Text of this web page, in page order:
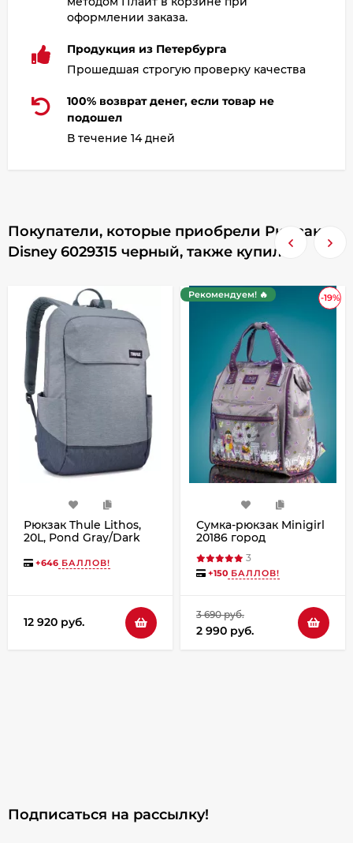
оформлении заказа.
Продукция из Петербурга
Прошедшая строгую проверку качества
100% возврат денег, если товар не
подошел
В течение 14 дней
Покупатели, которые приобрели Рюкзак
Disney 6029315 черный, также купили
Рюкзак Thule Lithos,
20L, Pond Gray/Dark
+646 БАЛЛОВ!
12 920 руб.
-19%
Рекомендуем! 🔥
Сумка-рюкзак Minigirl
20186 город
3
+150 БАЛЛОВ!
3 690 руб.
2 990 руб.
Подписаться на рассылкy!